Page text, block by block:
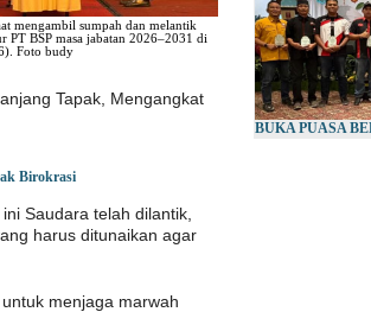
mengambil sumpah dan melantik
PT BSP masa jabatan 2026–2031 di
Foto budy
Tapak, Mengangkat
Birokrasi
Saudara telah dilantik,
harus ditunaikan agar
menjaga marwah
BUKA PUASA